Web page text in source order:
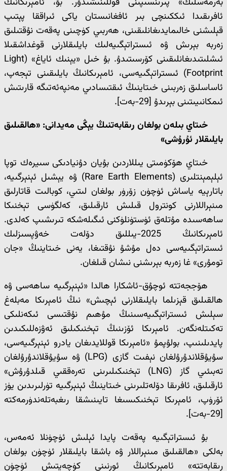
ئافرىقىدا ئىككىنچى بىر ئافغانىستان ياكى ئىراققا پېتىپ
قېلىشنى خالىمايدىغانلىقىنى، ھەربىي كۈچىنى پەقەت نۇقتىلىق
زەربە بېرىش ۋە ئىستراتېگىيەلىك بايلىقلارنى قوغداشقىلا
ئىشلىتىدىغانلىقىنى كۆرسىتىدۇ. بۇ خىل «يېنىك ئاياغ» (Light
Footprint) ئىستراتېگىيەسى، ئامېرىكانىڭ بايلىقىنى تېجەپ،
ئاساسلىق زەربىنى خىتاينىڭ ئىقتىسادىي مەنپەئەتىگە قارىتىش
ئىمكانىيىتىنى بېرىدۇ [29-بەت].
خىتاي بىلەن بولغان رىقابەتنىڭ يېڭى مەيدانى: «ھالقىلىق
بايلىقلار ئۇرۇشى»
خىتاي ھۆكۈمىتى يىللاردىن بۇيان دۇنيادىكى سىيرەك توپا
ئېلېمېنتلىرى (Rare Earth Elements) ۋە يېشىل ئېنېرگىيە،
باتارېيە ياساش ئۈچۈن زۆرۈر بولغان لىتىي، كوبالىت قاتارلىق
مىنېراللارنى كونترول قىلىش ئارقىلىق، كەلگۈسى تېخنىكا
ساھەسىدە مۇتلەق ئۈستۈنلۈكنى ئىگىلەشكە تىرىشىپ كەلدى.
ئامېرىكانىڭ 2025-يىللىق دۆلەت خەۋپسىزلىك
ئىستراتېگىيەسى دەل مۇشۇ نۇقتىغا، يەنى خىتاينىڭ «جان
تومۇرى» غا زەربە بېرىشنى نىشان قىلغان.
ھۆججەتتە ئوچۇق-ئاشكارا ھالدا «ئېنېرگىيە ساھەسى ۋە
ھالقىلىق قېزىلما بايلىقلارنى ئېچىش» نىڭ ئامېرىكا مەبلەغ
سېلىش ئىستراتېگىيەسىنىڭ مۇھىم نۇقتىسى ئىكەنلىكى
تەكىتلەنگەن. ئامېرىكا ئۆزىنىڭ تېخنىكىلىق ئەۋزەللىكىدىن
پايدىلىنىپ، بولۇپمۇ «ئامېرىكا قوللايدىغان يادرو ئېنېرگىيەسى،
سۇيۇقلاندۇرۇلغان نېفىت گازى (LPG) ۋە سۇيۇقلاندۇرۇلغان
تەبىئىي گاز (LNG) تېخنىكىلىرىنى تەرەققىي قىلدۇرۇش»
ئارقىلىق، ئافرىقا دۆلەتلىرىنى خىتاينىڭ ئېنېرگىيە تۈرلىرىدىن يۈز
ئۆرۈپ، ئامېرىكا تېخنىكىسىغا تايىنىشقا رىغبەتلەندۈرمەكتە
[29-بەت].
بۇ ئىستراتېگىيە پەقەت پايدا ئېلىش ئۈچۈنلا ئەمەس،
بەلكى «ھالقىلىق مىنېراللار ۋە باشقا بايلىقلار ئۈچۈن بولغان
رىقابەتتە» ئامېرىكانىڭ ئورنىنى كۈچەيتىش ئۈچۈن